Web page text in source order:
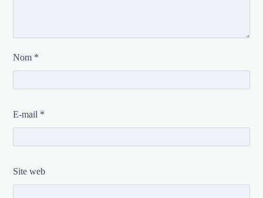
Nom *
E-mail *
Site web